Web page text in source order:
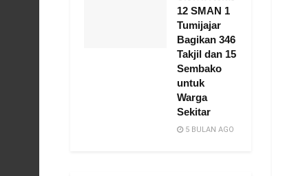
12 SMAN 1
Tumijajar
Bagikan 346
Takjil dan 15
Sembako
untuk
Warga
Sekitar
5 BULAN AGO